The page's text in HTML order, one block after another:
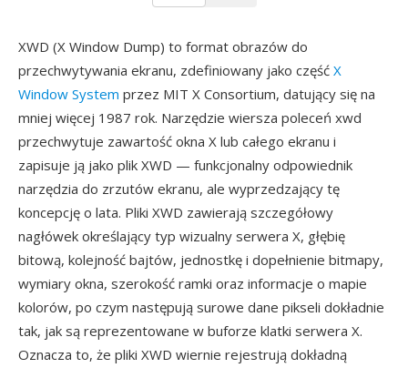
XWD (X Window Dump) to format obrazów do
przechwytywania ekranu, zdefiniowany jako część X
Window System przez MIT X Consortium, datujący się na
mniej więcej 1987 rok. Narzędzie wiersza poleceń xwd
przechwytuje zawartość okna X lub całego ekranu i
zapisuje ją jako plik XWD — funkcjonalny odpowiednik
narzędzia do zrzutów ekranu, ale wyprzedzający tę
koncepcję o lata. Pliki XWD zawierają szczegółowy
nagłówek określający typ wizualny serwera X, głębię
bitową, kolejność bajtów, jednostkę i dopełnienie bitmapy,
wymiary okna, szerokość ramki oraz informacje o mapie
kolorów, po czym następują surowe dane pikseli dokładnie
tak, jak są reprezentowane w buforze klatki serwera X.
Oznacza to, że pliki XWD wiernie rejestrują dokładną